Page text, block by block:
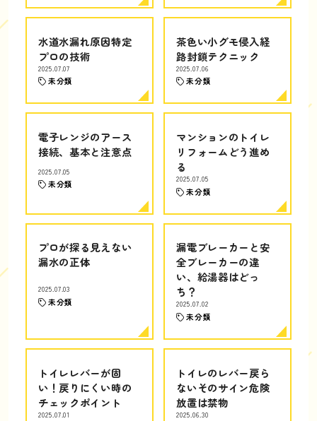
水道水漏れ原因特定
プロの技術
2025.07.07
未分類
茶色い小グモ侵入経
路封鎖テクニック
2025.07.06
未分類
電子レンジのアース
接続、基本と注意点
2025.07.05
未分類
マンションのトイレ
リフォームどう進め
る
2025.07.05
未分類
プロが探る見えない
漏水の正体
2025.07.03
未分類
漏電ブレーカーと安
全ブレーカーの違
い、給湯器はどっ
ち？
2025.07.02
未分類
トイレレバーが固
い！戻りにくい時の
チェックポイント
2025.07.01
トイレのレバー戻ら
ないそのサイン危険
放置は禁物
2025.06.30